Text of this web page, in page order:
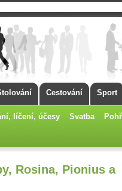
Cestování Sport
líčení, účesy Svatba
Rosina, Pionius a